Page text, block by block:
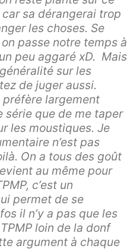
sa dérangerai trop
les choses. Se
passe notre temps à
peu aggaré xD. Mais
sur les
de juger aussi.
préfère largement
série que de me taper
les moustiques. Je
n’est pas
On a tous des goût
au même pour
c’est un
permet de se
il n’y a pas que les
loin de la donf
argument à chaque